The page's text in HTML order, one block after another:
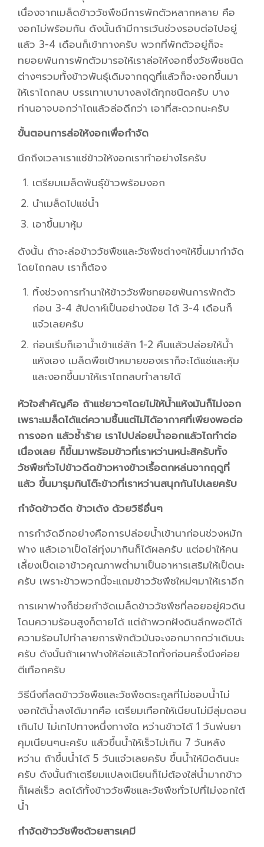
เนื่องจากเมล็ดข้าววัชพืชมีการพักตัวหลากหลาย คือ
งอกไม่พร้อมกัน ดังนั้นถ้ามีการเว้นช่วงรอบต่อไปอยู่
แล้ว 3-4 เดือนก็เข้าทางครับ พวกที่พักตัวอยู่ก็จะ
ทยอยพ้นการพักตัวมารอให้เราล่อให้งอกซึ่งวัชพืชชนิด
ต่างๆรวมทั้งข้าวพันธุ์เดิมจากฤดูที่แล้วก็จะงอกขึ้นมา
ให้เราไถกลบ บรรเทาเบาบางลงได้ทุกชนิดครับ บาง
ท่านอาจบอกว่าไถแล้วล่อดีกว่า เอาที่สะดวกนะครับ
ขั้นตอนการล่อให้งอกเพื่อกำจัด
นึกถึงเวลาเราแช่ข้าวให้งอกเราทำอย่างไรครับ
เตรียมเมล็ดพันธุ์ข้าวพร้อมงอก
นำเมล็ดไปแช่น้ำ
เอาขึ้นมาหุ้ม
ดังนั้น ถ้าจะล่อข้าววัชพืชและวัชพืชต่างๆให้ขึ้นมากำจัด
โดยไถกลบ เราก็ต้อง
ทิ้งช่วงการทำนาให้ข้าววัชพืชทยอยพ้นการพักตัว
ก่อน 3-4 สัปดาห์เป็นอย่างน้อย ได้ 3-4 เดือนก็
แจ๋วเลยครับ
ก่อนเริ่มก็เอาน้ำเข้าแช่สัก 1-2 คืนแล้วปล่อยให้น้ำ
แห้งเอง เมล็ดพืชเป้าหมายของเราก็จะได้แช่และหุ้ม
และงอกขึ้นมาให้เราไถกลบทำลายได้
หัวใจสำคัญคือ ถ้าแช่ยาวๆโดยไม่ให้น้ำแห้งมันก็ไม่งอก
เพราะเมล็ดได้แต่ความชื้นแต่ไม่ได้อากาศที่เพียงพอต่อ
การงอก แล้วซ้ำร้าย เราไปปล่อยน้ำออกแล้วไถทำต่อ
เนื่องเลย ก็ขึ้นมาพร้อมข้าวที่เราหว่านหน่ะสิครับทั้ง
วัชพืชทั่วไปข้าวดีดข้าวหางข้าวเรื้อตกหล่นจากฤดูที่
แล้ว ขึ้นมารุมกินโต๊ะข้าวที่เราหว่านสนุกกันไปเลยครับ
กำจัดข้าวดีด ข้าวเด้ง ด้วยวิธีอื่นๆ
การกำจัดอีกอย่างคือการปล่อยน้ำเข้านาก่อนช่วงหมัก
ฟาง แล้วเอาเป็ดไล่ทุ่งมากินก็ได้ผลครับ แต่อย่าให้คน
เลี้ยงเป็ดเอาข้าวคุณภาพต่ำมาเป็นอาหารเสริมให้เป็ดนะ
ครับ เพราะข้าวพวกนี้จะแถมข้าววัชพืชใหม่ๆมาให้เราอีก
การเผาฟางก็ช่วยกำจัดเมล็ดข้าววัชพืชที่ลอยอยู่ผิวดิน
โดนความร้อนสูงก็ตายได้ แต่ถ้าพวกฝังดินลึกพอดีได้
ความร้อนไปทำลายการพักตัวมันจะงอกมากกว่าเดิมนะ
ครับ ดังนั้นถ้าเผาฟางให้ล่อแล้วไถทิ้งก่อนครั้งนึงค่อย
ตีเทือกครับ
วิธีนึงที่ลดข้าววัชพืชและวัชพืชตระกูลที่ไม่ชอบน้ำไม่
งอกใต้น้ำลงได้มากคือ เตรียมเทือกให้เนียนไม่มีลุ่มดอน
เกินไป ไม่เทไปทางหนึ่งทางใด หว่านข้าวได้ 1 วันพ่นยา
คุมเนียนๆนะครับ แล้วขึ้นน้ำให้เร็วไม่เกิน 7 วันหลัง
หว่าน ถ้าขึ้นน้ำได้ 5 วันแจ๋วเลยครับ ขึ้นน้ำให้มิดดินนะ
ครับ ดังนั้นถ้าเตรียมแปลงเนียนก็ไม่ต้องใส่น้ำมากข้าว
ก็โผล่เร็ว ลดได้ทั้งข้าววัชพืชและวัชพืชทั่วไปที่ไม่งอกใต้
น้ำ
กำจัดข้าววัชพืชด้วยสารเคมี